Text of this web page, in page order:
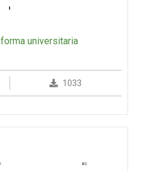
universitaria
1033